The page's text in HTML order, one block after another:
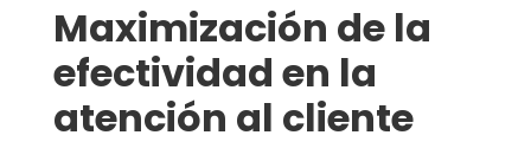
Maximización de la
efectividad en la
atención al cliente